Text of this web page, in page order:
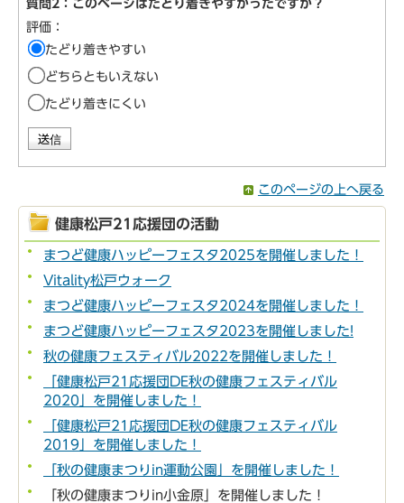
質問2：このページはたどり着きやすかったですか？
評価：
たどり着きやすい
どちらともいえない
たどり着きにくい
このページの上へ戻る
健康松戸21応援団の活動
まつど健康ハッピーフェスタ2025を開催しました！
Vitality松戸ウォーク
まつど健康ハッピーフェスタ2024を開催しました！
まつど健康ハッピーフェスタ2023を開催しました!
秋の健康フェスティバル2022を開催しました！
「健康松戸21応援団DE秋の健康フェスティバル
2020」を開催しました！
「健康松戸21応援団DE秋の健康フェスティバル
2019」を開催しました！
「秋の健康まつりin運動公園」を開催しました！
「秋の健康まつりin小金原」を開催しました！